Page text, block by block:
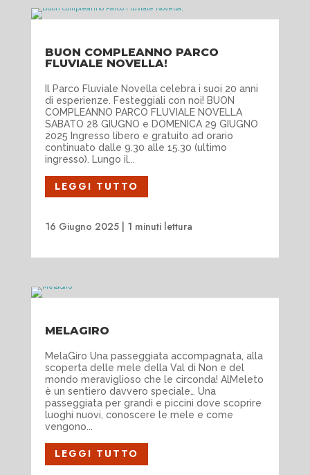
BUON COMPLEANNO PARCO
FLUVIALE NOVELLA!
Il Parco Fluviale Novella celebra i suoi 20 anni
di esperienze. Festeggiali con noi! BUON
COMPLEANNO PARCO FLUVIALE NOVELLA
SABATO 28 GIUGNO e DOMENICA 29 GIUGNO
2025 Ingresso libero e gratuito ad orario
continuato dalle 9.30 alle 15.30 (ultimo
ingresso). Lungo il...
LEGGI TUTTO
16 Giugno 2025| 1 minuti lettura
MELAGIRO
MelaGiro Una passeggiata accompagnata, alla
scoperta delle mele della Val di Non e del
mondo meraviglioso che le circonda! AlMeleto
è un sentiero davvero speciale… Una
passeggiata per grandi e piccini dove scoprire
luoghi nuovi, conoscere le mele e come
vengono...
LEGGI TUTTO